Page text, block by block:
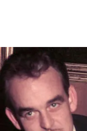
FOTO
CONCORSI
EVENTI